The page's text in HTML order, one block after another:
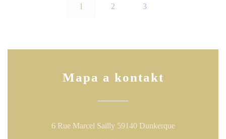
1 2 3
Mapa a kontakt
6 Rue Marcel Sailly 59140 Dunkerque((otevře se v